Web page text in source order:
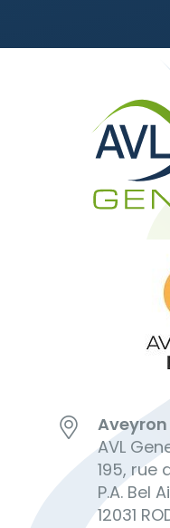
Aveyron
AVL
195, rue
P.A. Bel
12031